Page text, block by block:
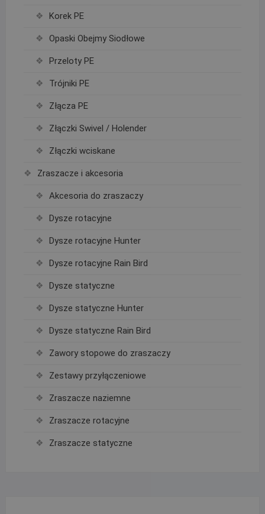
Korek PE
Opaski Obejmy Siodłowe
Przeloty PE
Trójniki PE
Złącza PE
Złączki Swivel / Holender
Złączki wciskane
Zraszacze i akcesoria
Akcesoria do zraszaczy
Dysze rotacyjne
Dysze rotacyjne Hunter
Dysze rotacyjne Rain Bird
Dysze statyczne
Dysze statyczne Hunter
Dysze statyczne Rain Bird
Zawory stopowe do zraszaczy
Zestawy przyłączeniowe
Zraszacze naziemne
Zraszacze rotacyjne
Zraszacze statyczne